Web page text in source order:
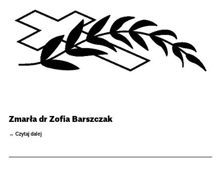
Zmarła dr Zofia Barszczak
Czytaj dalej